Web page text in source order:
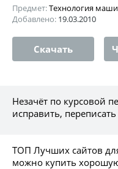
Предмет:Технология
Добавлено: 19.03.2010
Скачать
Незачёт по курсовой
исправить,
ТОП Лучших сайтов
можно купить